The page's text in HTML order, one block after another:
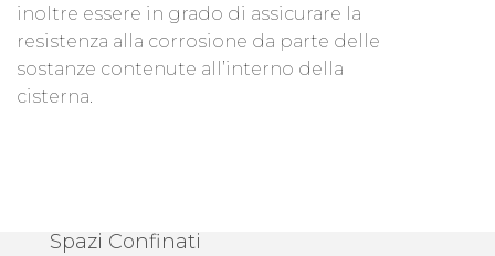
inoltre essere in grado di assicurare la
resistenza alla corrosione da parte delle
sostanze contenute all’interno della
cisterna.
Spazi Confinati